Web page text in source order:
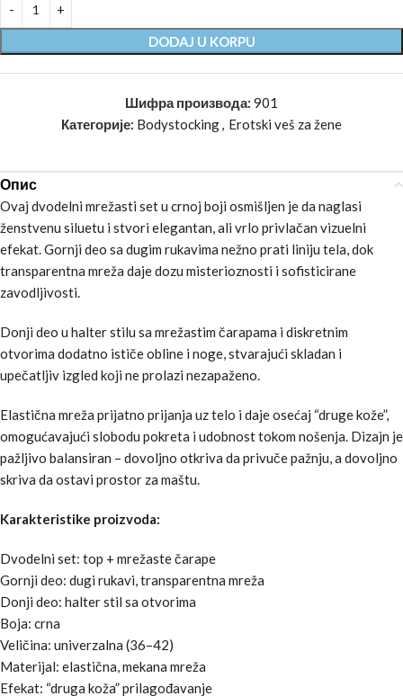
DODAJ U KORPU
Шифра производа: 901
Категорије: Bodystocking, Erotski veš za žene
Опис
Ovaj dvodelni mrežasti set u crnoj boji osmišljen je da naglasi
ženstvenu siluetu i stvori elegantan, ali vrlo privlačan vizuelni
efekat. Gornji deo sa dugim rukavima nežno prati liniju tela, dok
transparentna mreža daje dozu misterioznosti i sofisticirane
zavodljivosti.
Donji deo u halter stilu sa mrežastim čarapama i diskretnim
otvorima dodatno ističe obline i noge, stvarajući skladan i
upečatljiv izgled koji ne prolazi nezapaženo.
Elastična mreža prijatno prijanja uz telo i daje osećaj “druge kože”,
omogućavajući slobodu pokreta i udobnost tokom nošenja. Dizajn je
pažljivo balansiran – dovoljno otkriva da privuče pažnju, a dovoljno
skriva da ostavi prostor za maštu.
Karakteristike proizvoda:
Dvodelni set: top + mrežaste čarape
Gornji deo: dugi rukavi, transparentna mreža
Donji deo: halter stil sa otvorima
Boja: crna
Veličina: univerzalna (36–42)
Materijal: elastična, mekana mreža
Efekat: “druga koža” prilagođavanje